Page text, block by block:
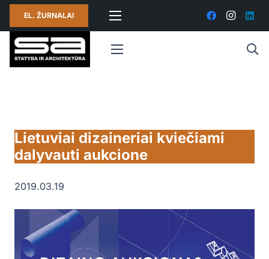
EL. ŽURNALAI
Lietuviai dizaineriai kviečiami
dalyvauti aukcione
2019.03.19